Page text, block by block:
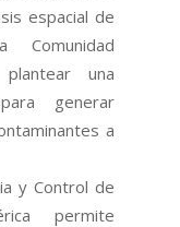
espacial de
una
generar
a
y Control de
permite